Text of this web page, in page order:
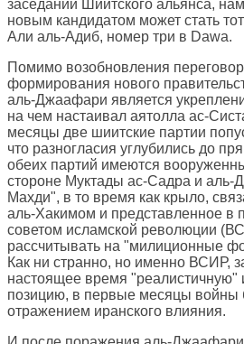
заседании Шиитского альянса,
новым кандидатом может стать
Али аль-Адиб, номер три в Dawa.
Помимо возобновления
формирования нового
аль-Джаафари является
на чем настаивал аятолла ас-
месяцы две шиитские партии
что разногласия углубились до
обеих партий имеются
стороне Муктады ас-Садра и
Махди", в то время как крыло,
аль-Хакимом и представленное
советом исламской революции
рассчитывать на "милиционные
Как ни странно, но именно ВСИР,
настоящее время "реалистичную"
позицию, в первые месяцы
отражением иранского влияния.